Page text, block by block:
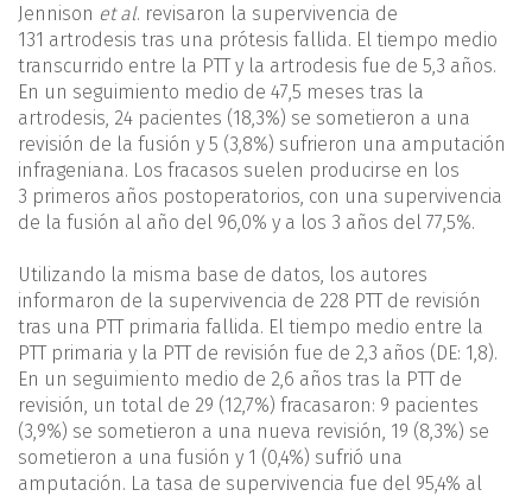
Jennison et al. revisaron la supervivencia de
131 artrodesis tras una prótesis fallida. El tiempo medio
transcurrido entre la PTT y la artrodesis fue de 5,3 años.
En un seguimiento medio de 47,5 meses tras la
artrodesis, 24 pacientes (18,3%) se sometieron a una
revisión de la fusión y 5 (3,8%) sufrieron una amputación
infrageniana. Los fracasos suelen producirse en los
3 primeros años postoperatorios, con una supervivencia
de la fusión al año del 96,0% y a los 3 años del 77,5%.
Utilizando la misma base de datos, los autores
informaron de la supervivencia de 228 PTT de revisión
tras una PTT primaria fallida. El tiempo medio entre la
PTT primaria y la PTT de revisión fue de 2,3 años (DE: 1,8).
En un seguimiento medio de 2,6 años tras la PTT de
revisión, un total de 29 (12,7%) fracasaron: 9 pacientes
(3,9%) se sometieron a una nueva revisión, 19 (8,3%) se
sometieron a una fusión y 1 (0,4%) sufrió una
amputación. La tasa de supervivencia fue del 95,4% al